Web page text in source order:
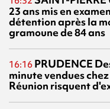
23 ans mis en
détention après la
gramoune de 84 ans
16:16 PRUDENCE
minute vendues
Réunion risquent